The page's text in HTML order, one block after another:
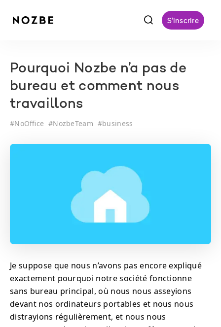
f S'inscrire
Pourquoi Nozbe n’a pas de
bureau et comment nous
travaillons
#NoOffice #NozbeTeam #business
Je suppose que nous n’avons pas encore expliqué
exactement pourquoi notre société fonctionne
sans bureau principal, où nous nous asseyions
devant nos ordinateurs portables et nous nous
distrayions régulièrement, et nous nous